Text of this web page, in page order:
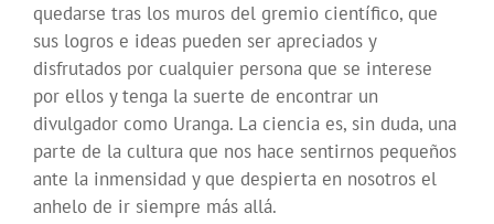
quedarse tras los muros del gremio científico, que
sus logros e ideas pueden ser apreciados y
disfrutados por cualquier persona que se interese
por ellos y tenga la suerte de encontrar un
divulgador como Uranga. La ciencia es, sin duda, una
parte de la cultura que nos hace sentirnos pequeños
ante la inmensidad y que despierta en nosotros el
anhelo de ir siempre más allá.